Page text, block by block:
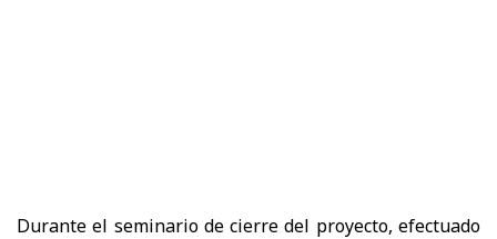
Durante el seminario de cierre del proyecto, efectuado